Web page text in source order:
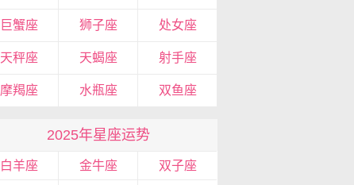
巨蟹座 狮子座 处女座
天秤座 天蝎座 射手座
摩羯座 水瓶座 双鱼座
2025年星座运势
白羊座 金牛座 双子座